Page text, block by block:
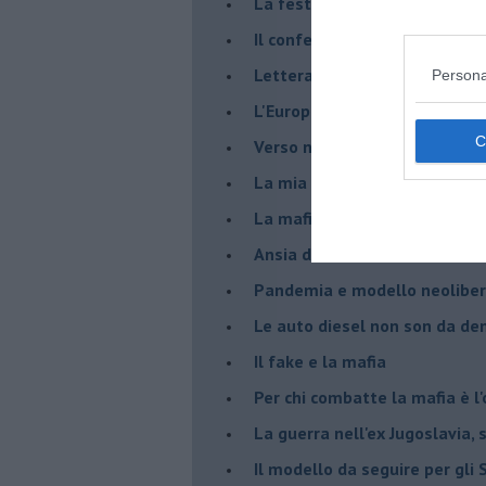
Il confederalismo è un nodo
Lettera al Presidente Draghi
L'Europa non regge il
Verso nuovi modelli
​La mia generazione...
​La mafia sanitaria ai tempi
Ansia da Covid
Pandemia e modello
Le auto diesel non son da
​Il fake e la mafia
Per chi combatte la mafia è
La guerra nell'ex Jugoslavia,
Il modello da seguire per gli